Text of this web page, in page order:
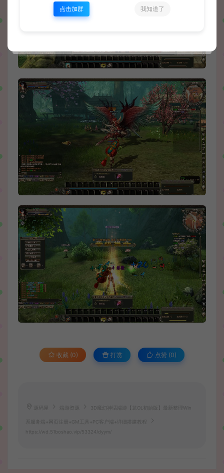
收藏 (0) 打赏 点赞 (0)
端游资源 3D魔幻神话端游【龙OL初始版】最新整理Win
系服务端+网页注册+GM工具+PC客户端+详细搭建教程
https://wd.51boshao.vip/53324/dyym/
点击加群 我知道了